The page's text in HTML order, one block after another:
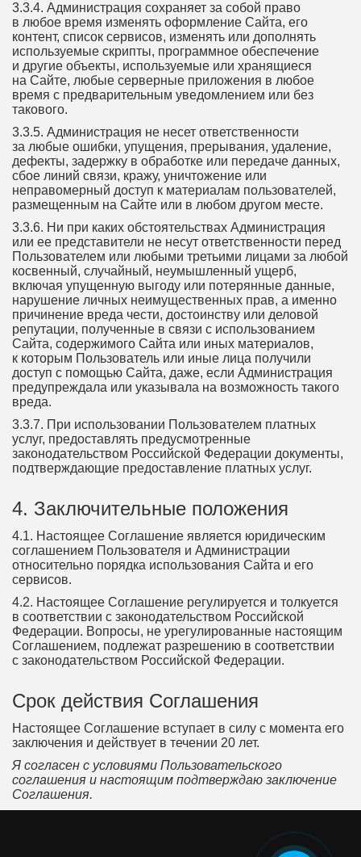
3.3.4. Администрация сохраняет за собой право
в любое время изменять оформление Сайта, его
контент, список сервисов, изменять или дополнять
используемые скрипты, программное обеспечение
и другие объекты, используемые или хранящиеся
на Сайте, любые серверные приложения в любое
время с предварительным уведомлением или без
такового.
3.3.5. Администрация не несет ответственности
за любые ошибки, упущения, прерывания, удаление,
дефекты, задержку в обработке или передаче данных,
сбое линий связи, кражу, уничтожение или
неправомерный доступ к материалам пользователей,
размещенным на Сайте или в любом другом месте.
3.3.6. Ни при каких обстоятельствах Администрация
или ее представители не несут ответственности перед
Пользователем или любыми третьими лицами за любой
косвенный, случайный, неумышленный ущерб,
включая упущенную выгоду или потерянные данные,
нарушение личных неимущественных прав, а именно
причинение вреда чести, достоинству или деловой
репутации, полученные в связи с использованием
Сайта, содержимого Сайта или иных материалов,
к которым Пользователь или иные лица получили
доступ с помощью Сайта, даже, если Администрация
предупреждала или указывала на возможность такого
вреда.
3.3.7. При использовании Пользователем платных
услуг, предоставлять предусмотренные
законодательством Российской Федерации документы,
подтверждающие предоставление платных услуг.
4. Заключительные положения
4.1. Настоящее Соглашение является юридическим
соглашением Пользователя и Администрации
относительно порядка использования Сайта и его
сервисов.
4.2. Настоящее Соглашение регулируется и толкуется
в соответствии с законодательством Российской
Федерации. Вопросы, не урегулированные настоящим
Соглашением, подлежат разрешению в соответствии
с законодательством Российской Федерации.
Срок действия Соглашения
Настоящее Соглашение вступает в силу с момента его
заключения и действует в течении 20 лет.
Я согласен с условиями Пользовательского
соглашения и настоящим подтверждаю заключение
Соглашения.